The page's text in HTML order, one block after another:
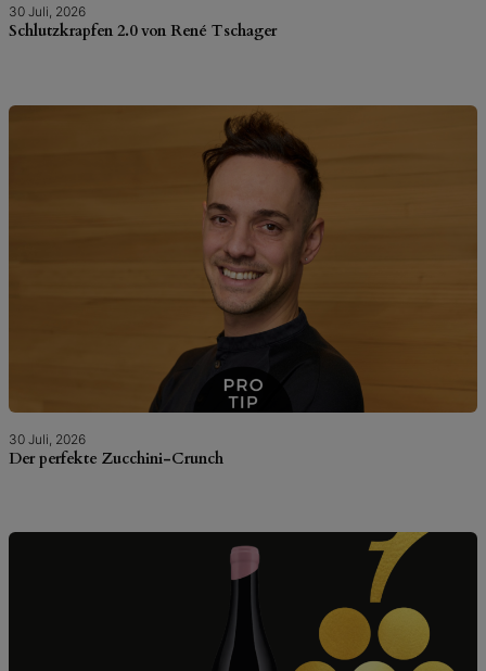
30 Juli, 2026
Schlutzkrapfen 2.0 von René Tschager
30 Juli, 2026
Der perfekte Zucchini-Crunch